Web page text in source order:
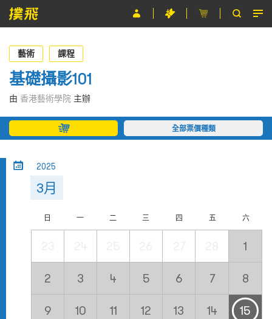
節目
主辦單位
關於撲飛
條款及細則
藝術 課程
基礎攝影101
由 香港藝術學院 主辦
全部票價種類
2025
3月
日 一 二 三 四 五 六
1
2 3 4 5 6 7 8
9 10 11 12 13 14 15